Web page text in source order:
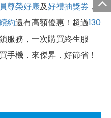
尊榮好康及好禮抽獎券 ，
約還有高額優惠！超過130
服務，一次購買終生服
手機．來傑昇．好節省！